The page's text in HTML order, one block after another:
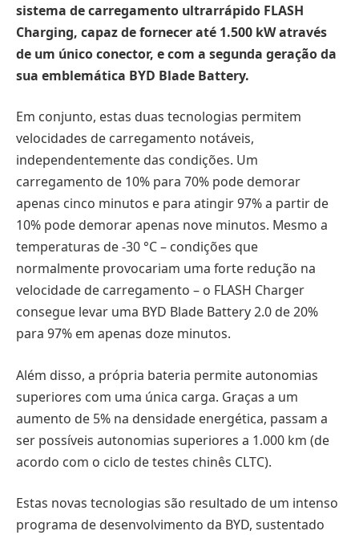
sistema de carregamento ultrarrápido FLASH
Charging, capaz de fornecer até 1.500 kW através
de um único conector, e com a segunda geração da
sua emblemática BYD Blade Battery.
Em conjunto, estas duas tecnologias permitem
velocidades de carregamento notáveis,
independentemente das condições. Um
carregamento de 10% para 70% pode demorar
apenas cinco minutos e para atingir 97% a partir de
10% pode demorar apenas nove minutos. Mesmo a
temperaturas de -30 °C – condições que
normalmente provocariam uma forte redução na
velocidade de carregamento – o FLASH Charger
consegue levar uma BYD Blade Battery 2.0 de 20%
para 97% em apenas doze minutos.
Além disso, a própria bateria permite autonomias
superiores com uma única carga. Graças a um
aumento de 5% na densidade energética, passam a
ser possíveis autonomias superiores a 1.000 km (de
acordo com o ciclo de testes chinês CLTC).
Estas novas tecnologias são resultado de um intenso
programa de desenvolvimento da BYD, sustentado